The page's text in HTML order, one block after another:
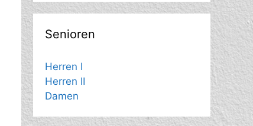
Senioren
Herren I
Herren II
Damen